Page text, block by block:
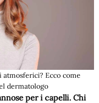
atmosferici? Ecco come
dermatologo
per i capelli. Chi